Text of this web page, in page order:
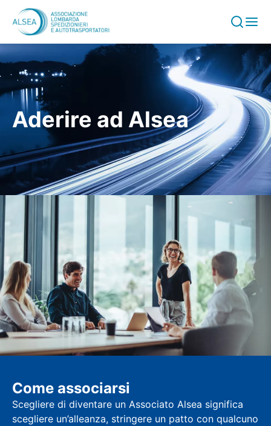
Vai al contenuto
Aderire ad Alsea
Come associarsi
Scegliere di diventare un Associato Alsea significa
scegliere un’alleanza, stringere un patto con qualcuno